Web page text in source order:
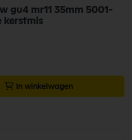
gu4 mr11 35mm 5001-
kerstmis
In winkelwagen